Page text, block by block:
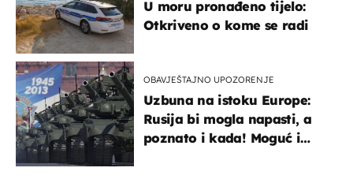
U moru pronađeno tijelo:
Otkriveno o kome se radi
OBAVJEŠTAJNO UPOZORENJE
Uzbuna na istoku Europe:
Rusija bi mogla napasti, a
poznato i kada! Moguć i